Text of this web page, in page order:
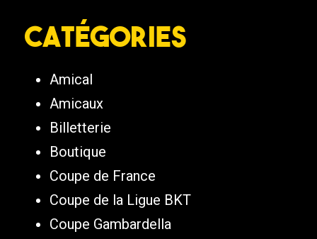
Catégories
Amical
Amicaux
Billetterie
Boutique
Coupe de France
Coupe de la Ligue BKT
Coupe Gambardella